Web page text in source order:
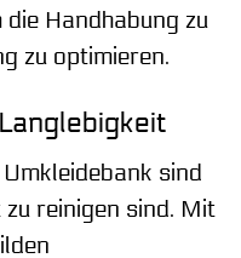
Handhabung zu
zu optimieren.
sind
reinigen sind. Mit